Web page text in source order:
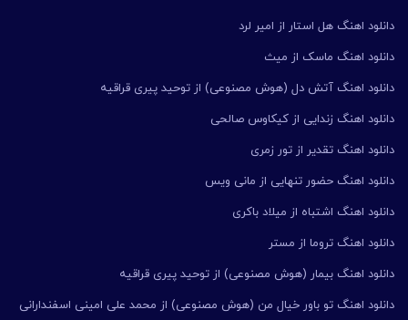
دانلود اهنگ هل استار از امیر لرد
دانلود اهنگ ماسک از میث
دانلود اهنگ آتش دل (هوش مصنوعی) از توحید پیری قراقیه
دانلود اهنگ زندایی از کیکاوس صالحی
دانلود اهنگ تقدیر از تور زمری
دانلود اهنگ حضور تنهایی از مانی ویس
دانلود اهنگ اشتباه از میلاد باکری
دانلود اهنگ تروما از مستر
دانلود اهنگ بیمار (هوش مصنوعی) از توحید پیری قراقیه
دانلود اهنگ تو باور خیال من (هوش مصنوعی) از محمد علی امینی اسفندارانی